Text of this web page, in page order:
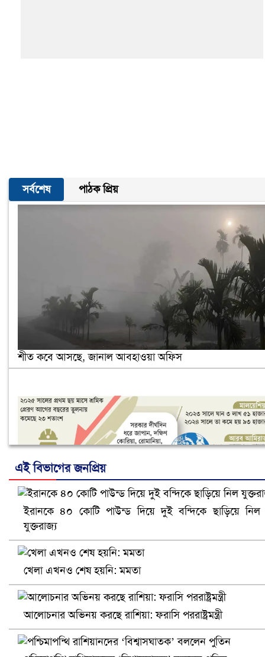
সর্বশেষ পাঠক প্রিয়
শীত কবে আসছে, জানাল আবহাওয়া অফিস
নানা সংকটে রিক্রুটিং এজেন্সি, হুমকির মুখে শ্রম রপ্তানি
এই বিভাগের জনপ্রিয়
ইরানকে ৪০ কোটি পাউন্ড দিয়ে দুই বন্দিকে ছাড়িয়ে নিল
যুক্তরাজ্য
খেলা এখনও শেষ হয়নি: মমতা
আলোচনার অভিনয় করছে রাশিয়া: ফরাসি পররাষ্ট্রমন্ত্রী